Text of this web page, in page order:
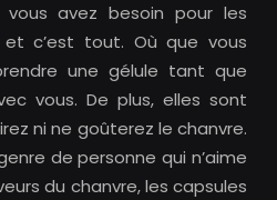
avez besoin pour les
et c’est tout. Où que vous
une gélule tant que
vous. De plus, elles sont
ni ne goûterez le chanvre.
de personne qui n’aime
du chanvre, les capsules